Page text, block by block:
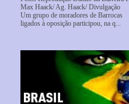
Max Haack/ Ag. Haack/ Divulgação
Um grupo de moradores de Barrocas
ligados à oposição participou, na q...